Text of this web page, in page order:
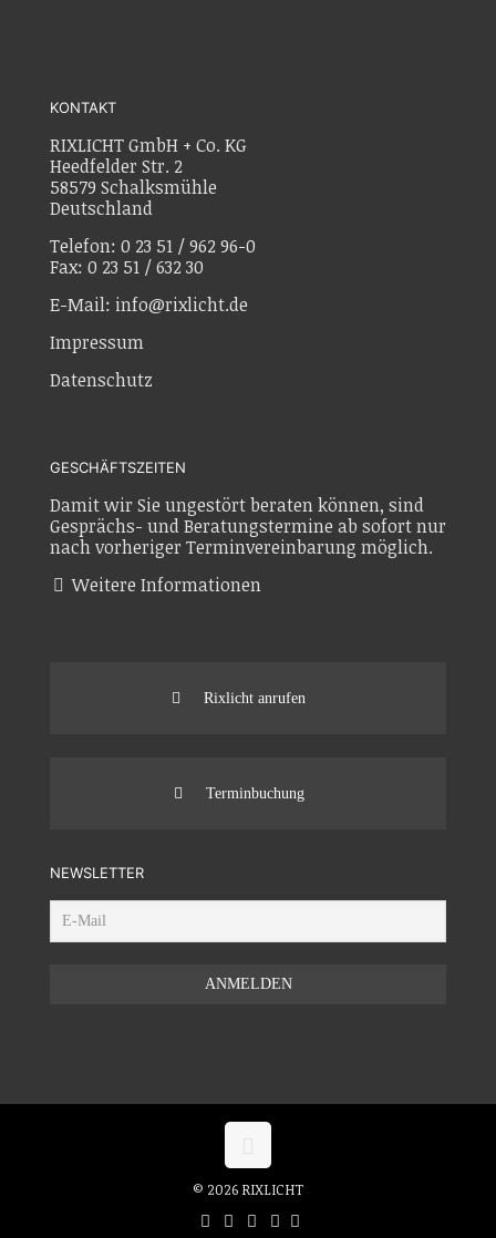
KONTAKT
RIXLICHT GmbH + Co. KG
Heedfelder Str. 2
58579 Schalksmühle
Deutschland
Telefon: 0 23 51 / 962 96-0
Fax: 0 23 51 / 632 30
E-Mail: info@rixlicht.de
Impressum
Datenschutz
GESCHÄFTSZEITEN
Damit wir Sie ungestört beraten können, sind
Gesprächs- und Beratungstermine ab sofort nur
nach vorheriger Terminvereinbarung möglich.
Weitere Informationen
Rixlicht anrufen
Terminbuchung
NEWSLETTER
© 2026 RIXLICHT